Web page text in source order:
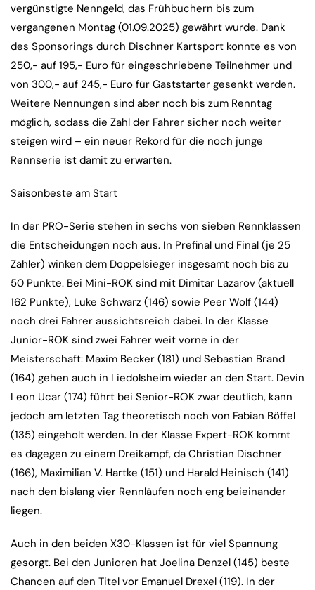
vergünstigte Nenngeld, das Frühbuchern bis zum
vergangenen Montag (01.09.2025) gewährt wurde. Dank
des Sponsorings durch Dischner Kartsport konnte es von
250,- auf 195,- Euro für eingeschriebene Teilnehmer und
von 300,- auf 245,- Euro für Gaststarter gesenkt werden.
Weitere Nennungen sind aber noch bis zum Renntag
möglich, sodass die Zahl der Fahrer sicher noch weiter
steigen wird – ein neuer Rekord für die noch junge
Rennserie ist damit zu erwarten.
Saisonbeste am Start
In der PRO-Serie stehen in sechs von sieben Rennklassen
die Entscheidungen noch aus. In Prefinal und Final (je 25
Zähler) winken dem Doppelsieger insgesamt noch bis zu
50 Punkte. Bei Mini-ROK sind mit Dimitar Lazarov (aktuell
162 Punkte), Luke Schwarz (146) sowie Peer Wolf (144)
noch drei Fahrer aussichtsreich dabei. In der Klasse
Junior-ROK sind zwei Fahrer weit vorne in der
Meisterschaft: Maxim Becker (181) und Sebastian Brand
(164) gehen auch in Liedolsheim wieder an den Start. Devin
Leon Ucar (174) führt bei Senior-ROK zwar deutlich, kann
jedoch am letzten Tag theoretisch noch von Fabian Böffel
(135) eingeholt werden. In der Klasse Expert-ROK kommt
es dagegen zu einem Dreikampf, da Christian Dischner
(166), Maximilian V. Hartke (151) und Harald Heinisch (141)
nach den bislang vier Rennläufen noch eng beieinander
liegen.
Auch in den beiden X30-Klassen ist für viel Spannung
gesorgt. Bei den Junioren hat Joelina Denzel (145) beste
Chancen auf den Titel vor Emanuel Drexel (119). In der